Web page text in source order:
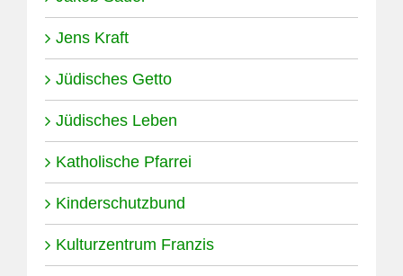
Jens Kraft
Jüdisches Getto
Jüdisches Leben
Katholische Pfarrei
Kinderschutzbund
Kulturzentrum Franzis